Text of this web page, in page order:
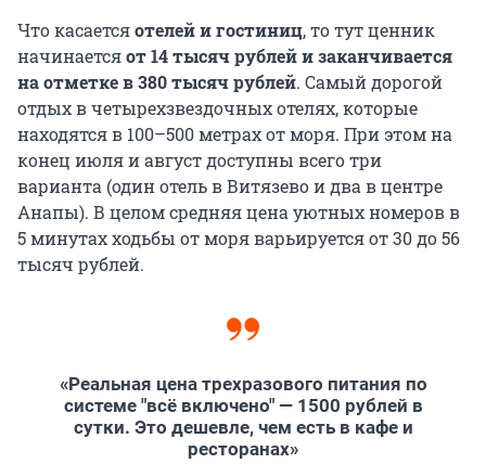
Что касаетсяотелей и гостиниц, то тут ценник
начинаетсяот 14 тысяч рублей и заканчивается
на отметке в 380 тысяч рублей. Самый дорогой
отдых в четырехзвездочных отелях, которые
находятся в 100–500 метрах от моря. При этом на
конец июля и август доступны всего три
варианта (один отель в Витязево и два в центре
Анапы). В целом средняя цена уютных номеров в
5 минутах ходьбы от моря варьируется от 30 до 56
тысяч рублей.
«Реальная цена трехразового питания по
системе "всё включено" — 1500 рублей в
сутки. Это дешевле, чем есть в кафе и
ресторанах»